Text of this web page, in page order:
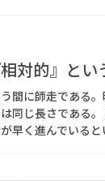
対的』とい
間に師走である
同じ長さである
早く進んでいる